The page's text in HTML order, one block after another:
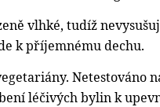
vlhké, tudíž
k příjemnému dechu.
Netestováno
léčivých bylin k